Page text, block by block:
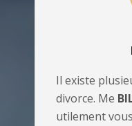
Il existe
divorce. Me
utilement